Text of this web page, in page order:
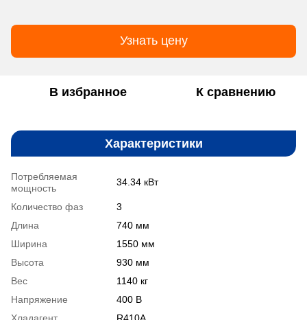
Узнать цену
В избранное К сравнению
Характеристики
Потребляемая
мощность
34.34 кВт
Количество фаз
3
Длина
740 мм
Ширина
1550 мм
Высота
930 мм
Вес
1140 кг
Напряжение
400 В
Хладагент
R410A